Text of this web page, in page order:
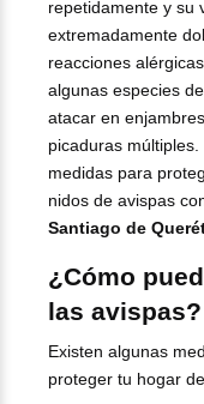
repetidamente y su
extremadamente
reacciones
algunas especies
atacar en
picaduras
medidas para
nidos de avispas
Santiago de
¿Cómo
las avispas?
Existen algunas
proteger tu hogar